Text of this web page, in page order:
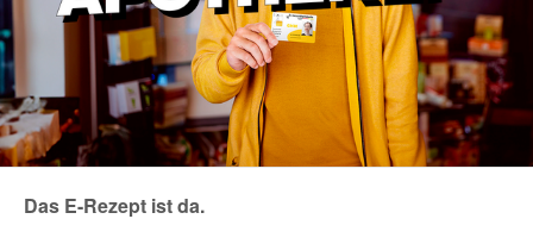
Das E-Rezept ist da.